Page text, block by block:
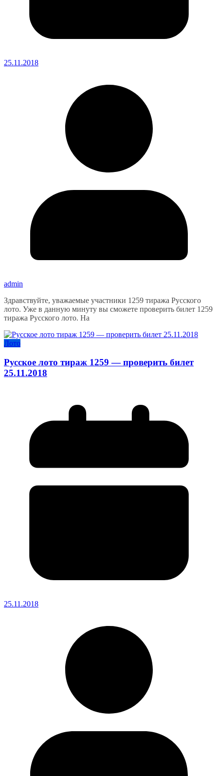
25.11.2018
admin
Здравствуйте, уважаемые участники 1259 тиража Русского
лото. Уже в данную минуту вы сможете проверить билет 1259
тиража Русского лото. На
Лото
Русское лото тираж 1259 — проверить билет
25.11.2018
25.11.2018